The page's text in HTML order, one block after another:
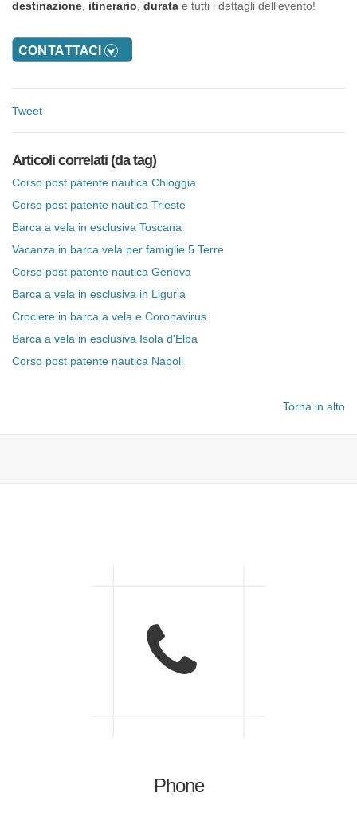
destinazione itinerario durata e tutti i dettagli dell’evento!
Tweet
Articoli correlati (da tag)
Corso post patente nautica Chioggia
Corso post patente nautica Trieste
Barca a vela in esclusiva Toscana
Vacanza in barca vela per famiglie 5 Terre
Corso post patente nautica Genova
Barca a vela in esclusiva in Liguria
Crociere in barca a vela e Coronavirus
Barca a vela in esclusiva Isola d'Elba
Corso post patente nautica Napoli
Torna in alto
Phone